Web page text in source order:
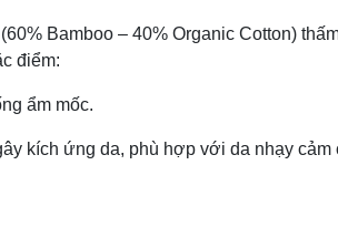
Bamboo – 40% Organic Cotton)
điểm:
ẩm mốc.
kích ứng da, phù hợp với da nhạy cảm